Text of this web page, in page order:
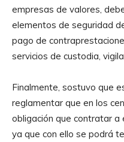
empresas de valores,
elementos de seguridad
pago de
servicios de custodia,
Finalmente, sostuvo que
reglamentar que en los
obligación que contratar a
ya que con ello se podrá